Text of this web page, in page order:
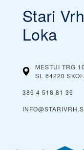
Stari
Loka
MESTUI TRG 10
SL 64220
386 4 518 81 36